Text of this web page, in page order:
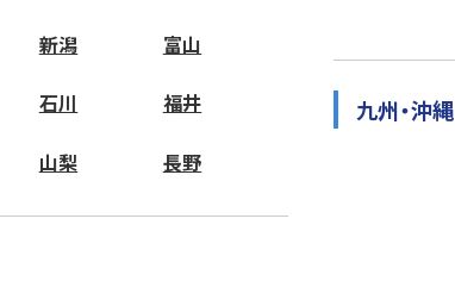
新潟 富山
石川 福井
山梨 長野
九州・沖縄